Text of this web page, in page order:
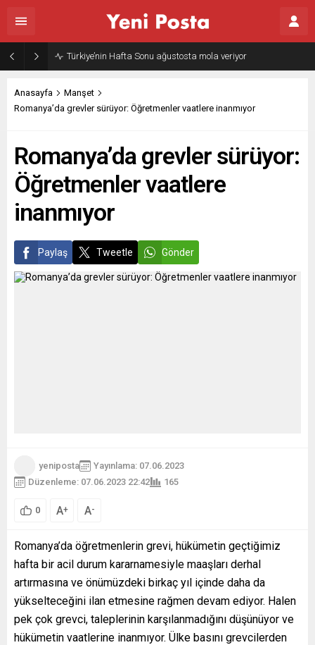
Türkiye’nin Hafta Sonu ağustosta mola veriyor
Anasayfa
Manşet
Romanya’da grevler sürüyor: Öğretmenler vaatlere inanmıyor
Romanya’da grevler sürüyor:
Öğretmenler vaatlere
inanmıyor
Paylaş Tweetle Gönder
yeniposta
Yayınlama: 07.06.2023
Düzenleme: 07.06.2023 22:42
165
0 A+ A-
Romanya’da öğretmenlerin grevi, hükümetin geçtiğimiz
hafta bir acil durum kararnamesiyle maaşları derhal
artırmasına ve önümüzdeki birkaç yıl içinde daha da
yükselteceğini ilan etmesine rağmen devam ediyor. Halen
pek çok grevci, taleplerinin karşılanmadığını düşünüyor ve
hükümetin vaatlerine inanmıyor. Ülke basını grevcilerden